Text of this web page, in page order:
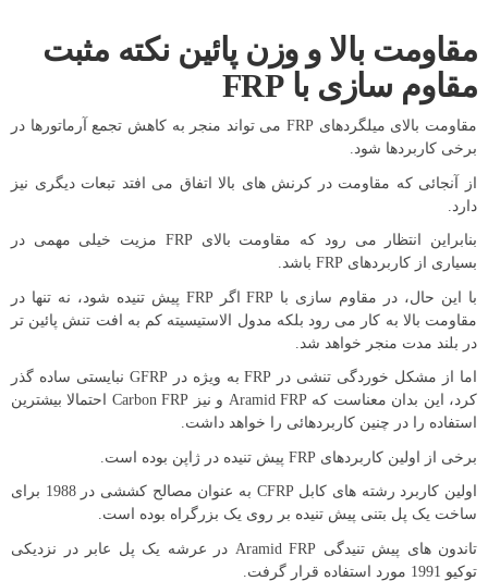
مقاومت بالا و وزن پائین نکته مثبت
مقاوم سازی با FRP
مقاومت بالای میلگردهای FRP می تواند منجر به کاهش تجمع آرماتورها در
برخی کاربردها شود.
از آنجائی که مقاومت در کرنش های بالا اتفاق می افتد تبعات دیگری نیز
دارد.
بنابراین انتظار می رود که مقاومت بالای FRP مزیت خیلی مهمی در
بسیاری از کاربردهای FRP باشد.
با این حال، در مقاوم سازی با FRP اگر FRP پیش تنیده شود، نه تنها در
مقاومت بالا به کار می رود بلکه مدول الاستیسیته کم به افت تنش پائین تر
در بلند مدت منجر خواهد شد.
اما از مشکل خوردگی تنشی در FRP به ویژه در GFRP نبایستی ساده گذر
کرد، این بدان معناست که Aramid FRP و نیز Carbon FRP احتمالا بیشترین
استفاده را در چنین کاربردهائی را خواهد داشت.
برخی از اولین کاربردهای FRP پیش تنیده در ژاپن بوده است.
اولین کاربرد رشته های کابل CFRP به عنوان مصالح کششی در 1988 برای
ساخت یک پل بتنی پیش تنیده بر روی یک بزرگراه بوده است.
تاندون های پیش تنیدگی Aramid FRP در عرشه یک پل عابر در نزدیکی
توکیو 1991 مورد استفاده قرار گرفت.